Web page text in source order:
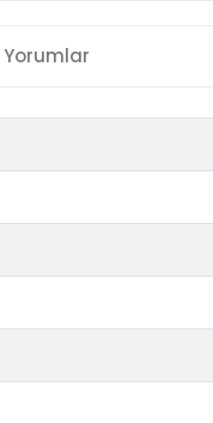
Yorumlar